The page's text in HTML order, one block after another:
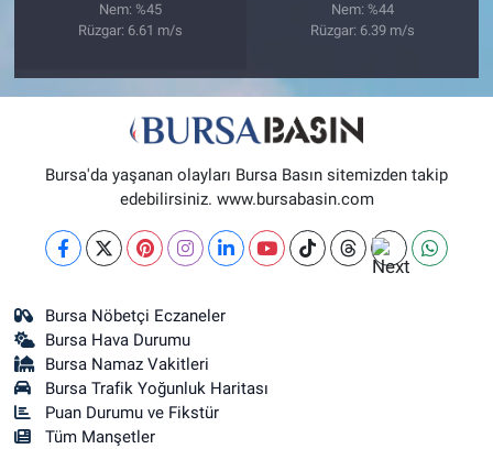
Nem: %45
Rüzgar: 6.61 m/s
Nem: %44
Rüzgar: 6.39 m/s
Bursa'da yaşanan olayları Bursa Basın sitemizden takip
edebilirsiniz. www.bursabasin.com
Bursa Nöbetçi Eczaneler
Bursa Hava Durumu
Bursa Namaz Vakitleri
Bursa Trafik Yoğunluk Haritası
Puan Durumu ve Fikstür
Tüm Manşetler